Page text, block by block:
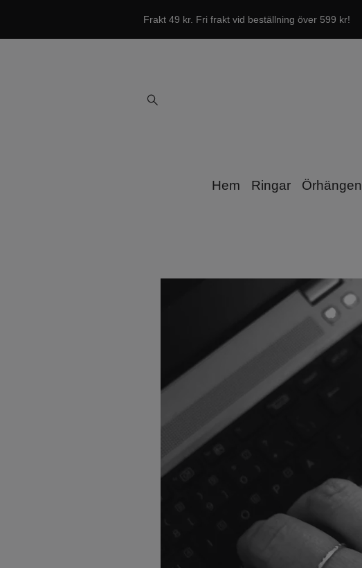
Frakt 49 kr. Fri frakt vid beställning över 599 kr!
Hem Ringar Örhängen